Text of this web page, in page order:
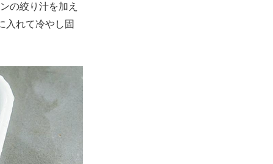
の絞り汁を加え
入れて冷やし固